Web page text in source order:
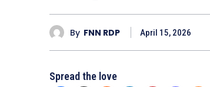
By FNN RDP April 15, 2026
Spread the love